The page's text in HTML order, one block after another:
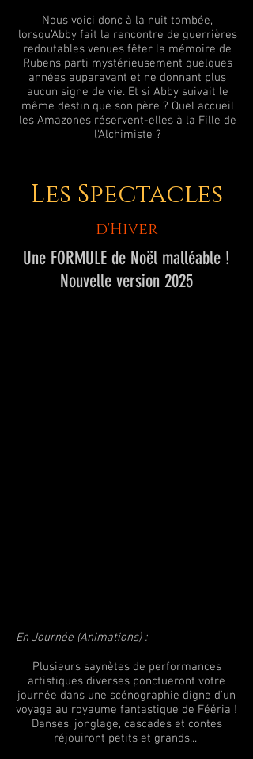
Nous voici donc à la nuit tombée,
lorsqu’Abby fait la rencontre de guerrières
redoutables venues fêter la mémoire de
Rubens parti mystérieusement quelques
années auparavant et ne donnant plus
aucun signe de vie. Et si Abby suivait le
même destin que son père ? Quel accueil
les Amazones réservent-elles à la Fille de
l'Alchimiste ?
Les Spectacles
d'Hiver
Une FORMULE de Noël malléable !
Nouvelle version 2025
En Journée (Animations) :
Plusieurs saynètes de performances
artistiques diverses ponctueront votre
journée dans une scénographie digne d'un
voyage au royaume fantastique de Fééria !
Danses, jonglage, cascades et contes
réjouiront petits et grands...